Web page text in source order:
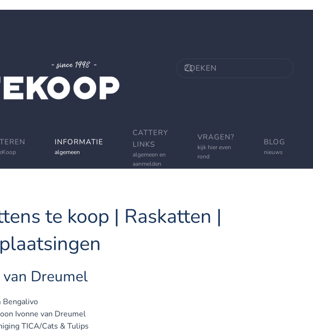
INFORMATIE
algemeen
CATTERY
LINKS
algemeen en
aanmelden
VRAGEN?
kijk hier even
rond
BLOG
nieuws
te koop | Raskatten |
Dreumel
Bengalivo
Ivonne van Dreumel
TICA/Cats & Tulips